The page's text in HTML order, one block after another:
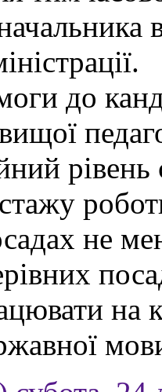
до
рівень
не
на